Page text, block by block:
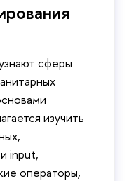
сферы
изучить
input,
операторы,